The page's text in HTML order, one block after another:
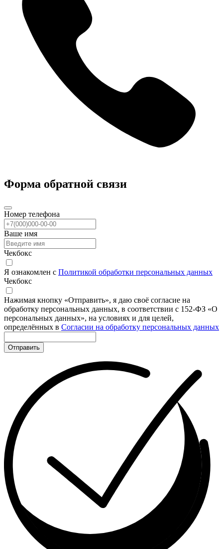
Форма обратной связи
Номер телефона
Ваше имя
Чекбокс
Я ознакомлен с Политикой обработки персональных данных
Чекбокс
Нажимая кнопку «Отправить», я даю своё согласие на
обработку персональных данных, в соответствии с 152-ФЗ «О
персональных данных», на условиях и для целей,
определённых в Согласии на обработку персональных данных
Отправить